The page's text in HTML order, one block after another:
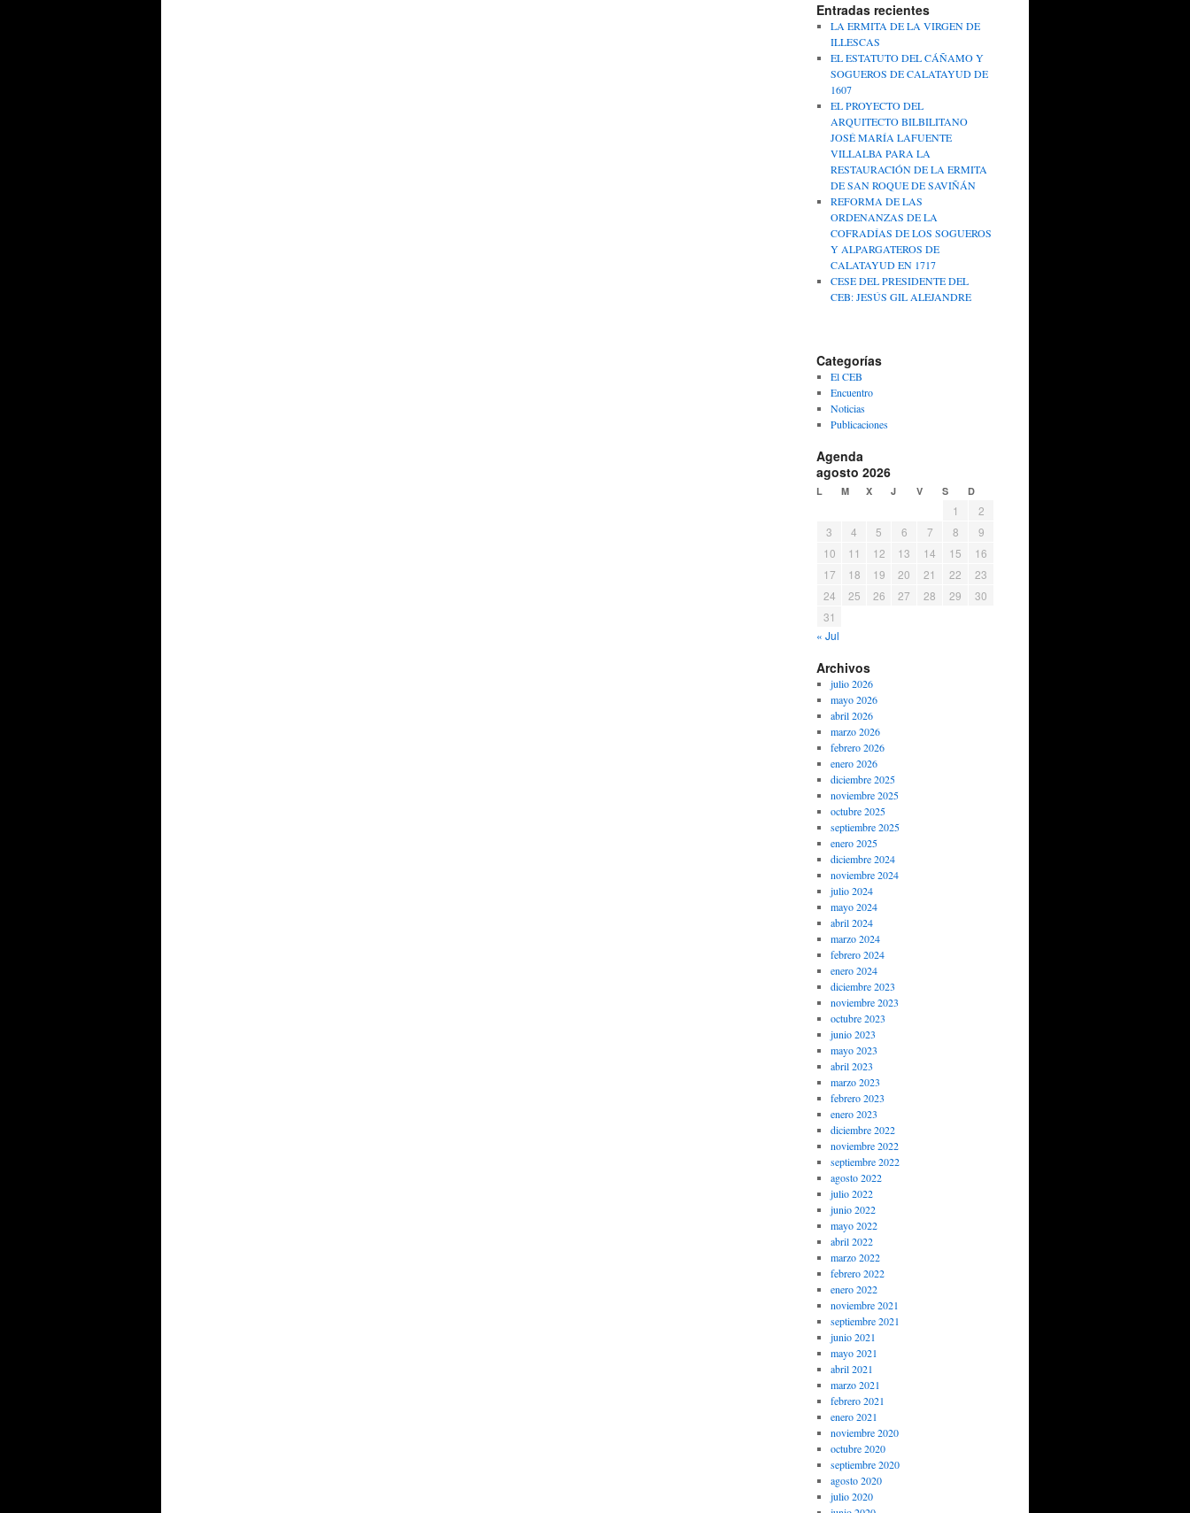
Entradas recientes
LA ERMITA DE LA VIRGEN DE
ILLESCAS
EL ESTATUTO DEL CÁÑAMO Y
SOGUEROS DE CALATAYUD DE
1607
EL PROYECTO DEL
ARQUITECTO BILBILITANO
JOSÉ MARÍA LAFUENTE
VILLALBA PARA LA
RESTAURACIÓN DE LA ERMITA
DE SAN ROQUE DE SAVIÑÁN
REFORMA DE LAS
ORDENANZAS DE LA
COFRADÍAS DE LOS SOGUEROS
Y ALPARGATEROS DE
CALATAYUD EN 1717
CESE DEL PRESIDENTE DEL
CEB: JESÚS GIL ALEJANDRE
Categorías
El CEB
Encuentro
Noticias
Publicaciones
Agenda
agosto 2026
L M X J V S D
1
2
3
4 5 6 7 8
9
10
11 12 13 14 15
16
17
18 19 20 21 22
23
24
25 26 27 28 29
30
31
« Jul
Archivos
julio 2026
mayo 2026
abril 2026
marzo 2026
febrero 2026
enero 2026
diciembre 2025
noviembre 2025
octubre 2025
septiembre 2025
enero 2025
diciembre 2024
noviembre 2024
julio 2024
mayo 2024
abril 2024
marzo 2024
febrero 2024
enero 2024
diciembre 2023
noviembre 2023
octubre 2023
junio 2023
mayo 2023
abril 2023
marzo 2023
febrero 2023
enero 2023
diciembre 2022
noviembre 2022
septiembre 2022
agosto 2022
julio 2022
junio 2022
mayo 2022
abril 2022
marzo 2022
febrero 2022
enero 2022
noviembre 2021
septiembre 2021
junio 2021
mayo 2021
abril 2021
marzo 2021
febrero 2021
enero 2021
noviembre 2020
octubre 2020
septiembre 2020
agosto 2020
julio 2020